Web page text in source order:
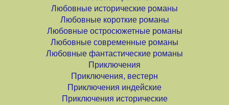
Любовные исторические романы
Любовные короткие романы
Любовные остросюжетные романы
Любовные современные романы
Любовные фантастические романы
Приключения
Приключения, вестерн
Приключения индейские
Приключения исторические